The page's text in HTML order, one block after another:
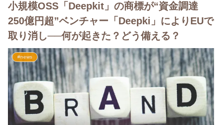
小規模OSS「Deepkit」の商標が“資金調達
250億円超”ベンチャー「Deepki」によりEUで
取り消し──何が起きた？どう備える？
#news